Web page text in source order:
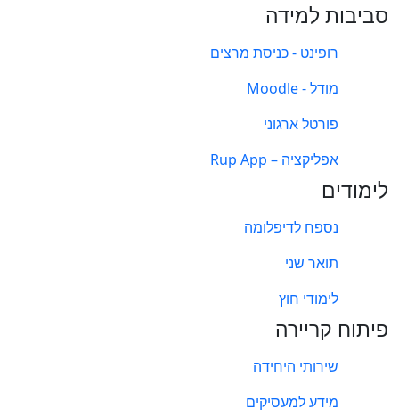
סביבות למידה
רופינט - כניסת מרצים
מודל - Moodle
פורטל ארגוני
אפליקציה – Rup App
לימודים
נספח לדיפלומה
תואר שני
לימודי חוץ
פיתוח קריירה
שירותי היחידה
מידע למעסיקים